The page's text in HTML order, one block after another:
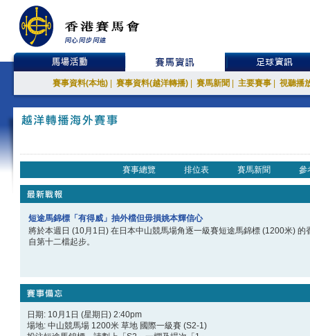
賽事資料(本地) 賽事資料(越洋轉播) 賽馬新聞 主要賽事 視聽播
賽事總覽 排位表 賽馬新聞 參
短途馬錦標「有得威」抽外檔但毋損姚本輝信心
將於本週日 (10月1日) 在日本中山競馬場角逐一級賽短途馬錦標 (1200米)
自第十二檔起步。
日期: 10月1日 (星期日) 2:40pm
場地: 中山競馬場 1200米 草地 國際一級賽 (S2-1)